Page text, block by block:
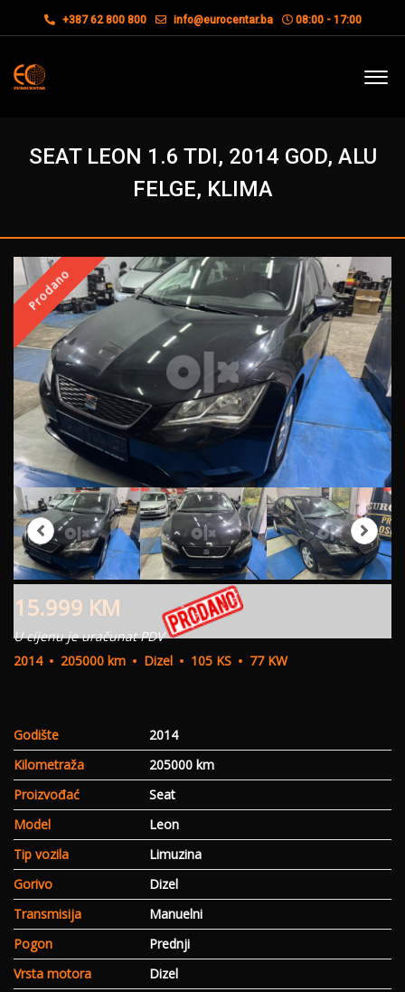
+387 62 800 800 info@eurocentar.ba 08:00 - 17:00
SEAT LEON 1.6 TDI, 2014 GOD, ALU
FELGE, KLIMA
Prodano
15.999 KM
U cijenu je uračunat PDV
2014
205000 km Dizel 105 KS 77 KW
Godište
2014
Kilometraža
205000 km
Proizvođać
Seat
Model
Leon
Tip vozila
Limuzina
Gorivo
Dizel
Transmisija
Manuelni
Pogon
Prednji
Vrsta motora
Dizel